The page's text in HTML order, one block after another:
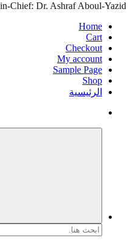
Chief: Dr. Ashraf Aboul-Yazid
Home
Cart
Checkout
My account
Sample Page
Shop
الرئيسية
البحث